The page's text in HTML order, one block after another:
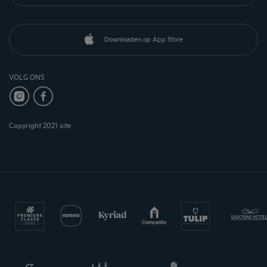
Downloaden op App Store
VOLG ONS
Copyright 2021 site